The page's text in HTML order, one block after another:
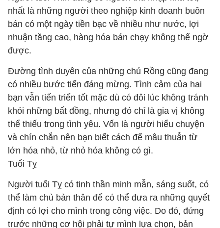
nhất là những người theo nghiệp kinh doanh buôn
bán có một ngày tiền bạc về nhiều như nước, lợi
nhuận tăng cao, hàng hóa bán chạy không thể ngờ
được.
Đường tình duyên của những chú Rồng cũng đang
có nhiều bước tiến đáng mừng. Tình cảm của hai
bạn vẫn tiến triển tốt mặc dù có đôi lúc không tránh
khỏi những bất đồng, nhưng đó chỉ là gia vị không
thể thiếu trong tình yêu. Vốn là người hiểu chuyện
và chín chắn nên bạn biết cách để mâu thuẫn từ
lớn hóa nhỏ, từ nhỏ hóa không có gì.
Tuổi Tỵ
Người tuổi Tỵ có tinh thần minh mẫn, sáng suốt, có
thể làm chủ bản thân để có thể đưa ra những quyết
định có lợi cho mình trong công việc. Do đó, đứng
trước những cơ hội phải tự mình lựa chọn, bản